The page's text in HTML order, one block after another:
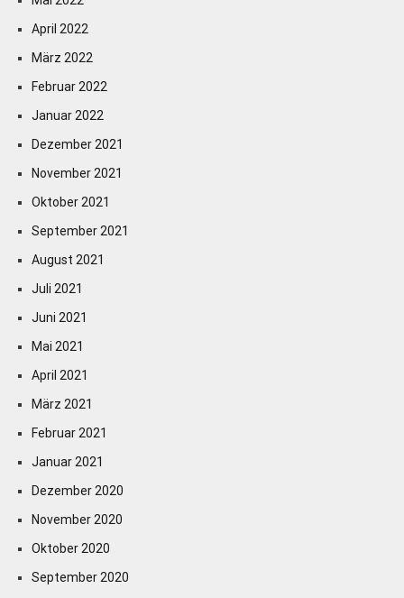
April 2022
März 2022
Februar 2022
Januar 2022
Dezember 2021
November 2021
Oktober 2021
September 2021
August 2021
Juli 2021
Juni 2021
Mai 2021
April 2021
März 2021
Februar 2021
Januar 2021
Dezember 2020
November 2020
Oktober 2020
September 2020